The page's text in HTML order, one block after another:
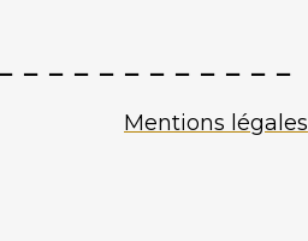
Mentions légales